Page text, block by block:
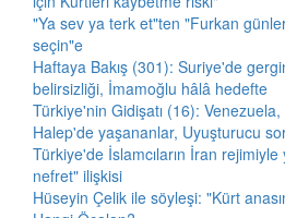
"Ya sev ya terk et"ten "Furkan
seçin"e
Haftaya Bakış (301): Suriye'de
belirsizliği, İmamoğlu hâlâ hedefte
Türkiye'nin Gidişatı (16):
Halep'de yaşananlar, Uyuşturucu
Türkiye'de İslamcıların İran rejimiyle
nefret" ilişkisi
Hüseyin Çelik ile söyleşi: "Kürt